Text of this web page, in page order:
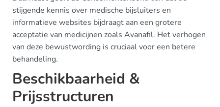
stijgende kennis over medische bijsluiters en
informatieve websites bijdraagt aan een grotere
acceptatie van medicijnen zoals Avanafil. Het verhogen
van deze bewustwording is cruciaal voor een betere
behandeling.
Beschikbaarheid &
Prijsstructuren